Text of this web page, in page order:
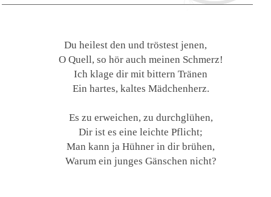
Du heilest den und tröstest jenen,
O Quell, so hör auch meinen Schmerz!
Ich klage dir mit bittern Tränen
Ein hartes, kaltes Mädchenherz.
Es zu erweichen, zu durchglühen,
Dir ist es eine leichte Pflicht;
Man kann ja Hühner in dir brühen,
Warum ein junges Gänschen nicht?